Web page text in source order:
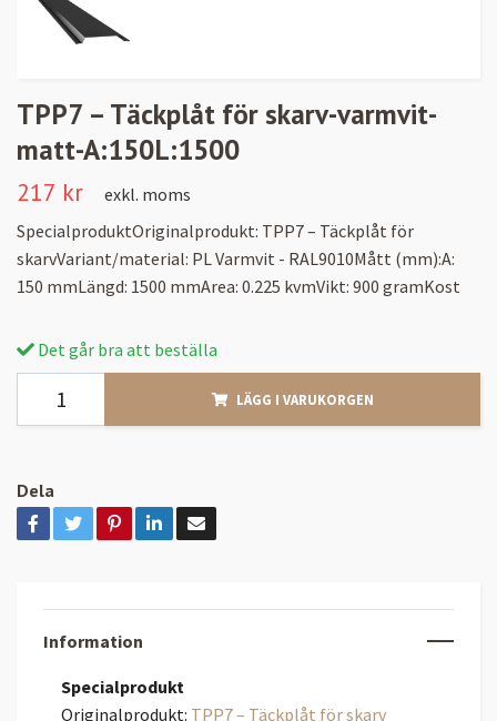
TPP7 – Täckplåt för skarv-varmvit-
matt-A:150L:1500
217 kr
exkl. moms
SpecialproduktOriginalprodukt: TPP7 – Täckplåt för
skarvVariant/material: PL Varmvit - RAL9010Mått (mm):A:
150 mmLängd: 1500 mmArea: 0.225 kvmVikt: 900 gramKost
Det går bra att beställa
LÄGG I VARUKORGEN
Dela
Information
Specialprodukt
Originalprodukt: TPP7 – Täckplåt för skarv